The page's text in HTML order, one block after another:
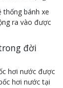
bánh xe
ra vào được
đời
hơi nước được
hơi nước tại